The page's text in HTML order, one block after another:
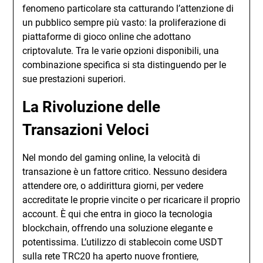
fenomeno particolare sta catturando l’attenzione di
un pubblico sempre più vasto: la proliferazione di
piattaforme di gioco online che adottano
criptovalute. Tra le varie opzioni disponibili, una
combinazione specifica si sta distinguendo per le
sue prestazioni superiori.
La Rivoluzione delle
Transazioni Veloci
Nel mondo del gaming online, la velocità di
transazione è un fattore critico. Nessuno desidera
attendere ore, o addirittura giorni, per vedere
accreditate le proprie vincite o per ricaricare il proprio
account. È qui che entra in gioco la tecnologia
blockchain, offrendo una soluzione elegante e
potentissima. L’utilizzo di stablecoin come USDT
sulla rete TRC20 ha aperto nuove frontiere,